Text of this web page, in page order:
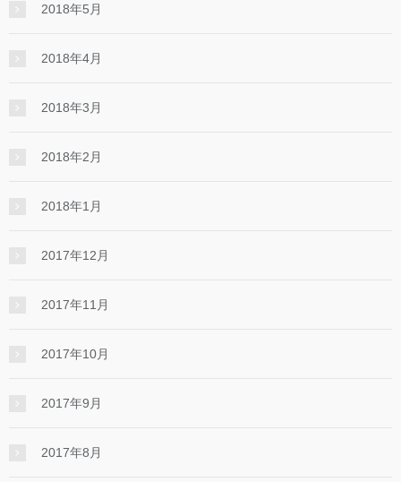
2018年5月
2018年4月
2018年3月
2018年2月
2018年1月
2017年12月
2017年11月
2017年10月
2017年9月
2017年8月